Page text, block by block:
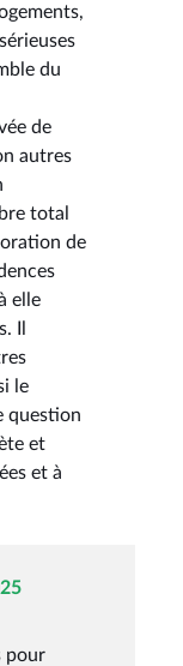
du
de
autres
total
de
elle
Il
le
question
et
et à
pour